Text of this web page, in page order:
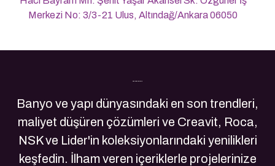
Merkezi No: 3/3-21 Ulus, Altındağ/Ankara 06050
Son Yazılarımız
Banyo ve yapı dünyasındaki en son trendleri,
maliyet düşüren çözümleri ve Creavit, Roca,
NSK ve Lider'in koleksiyonlarındaki yenilikleri
keşfedin. İlham veren içeriklerle projelerinize